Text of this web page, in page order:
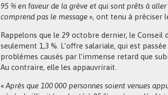
95 % en faveur de la grève et qui sont prêts à
comprend pas le message», ont tenu à préciser
Rappelons que le 29 octobre dernier, le
seulement 1,3 %. L’offre salariale, qui est
problèmes causés par l’immense retard que
Au contraire, elle les appauvrirait.
« Après que 100 000 personnes soient venues